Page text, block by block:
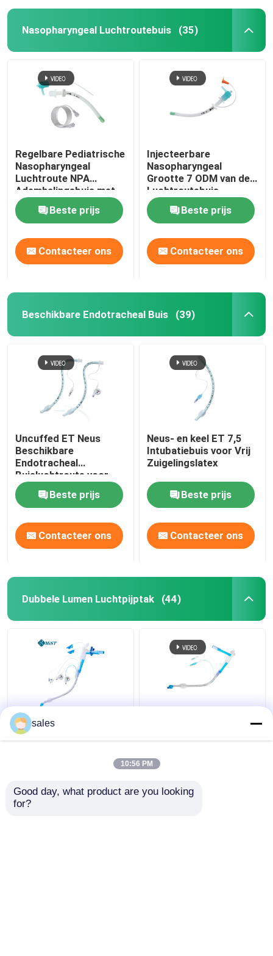
Nasopharyngeal Luchtroutebuis (35)
Regelbare Pediatrische
Nasopharyngeal
Luchtroute NPA
Ademhalingsbuis met
Zacht Uiteinde
Beste prijs
Contacteer ons
Injecteerbare
Nasopharyngeal
Grootte 7 ODM van de
Luchtroutebuis
Beste prijs
Contacteer ons
Beschikbare Endotracheal Buis (39)
Uncuffed ET Neus
Beschikbare
Endotracheal
Buisluchtroute voor
Chirurgische OEM
Beste prijs
Contacteer ons
Neus- en keel ET 7,5
Intubatiebuis voor Vrij
Zuigelingslatex
Beste prijs
Contacteer ons
Dubbele Lumen Luchtpijptak (44)
Van het Lumencuffed
Tracheostomy van ICU
sales
10:56 PM
Good day, what product are you looking
for?